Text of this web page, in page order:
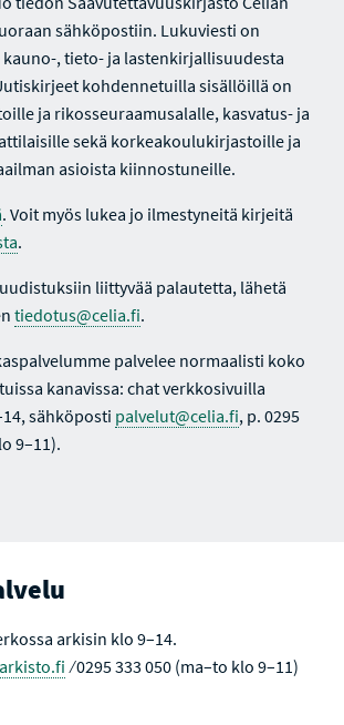
sähköpostiin. Lukuviesti on
, tieto- ja lastenkirjallisuudesta
kohdennetuilla sisällöillä on
ja rikosseuraamusalalle, kasvatus- ja
sekä korkeakoulukirjastoille ja
asioista kiinnostuneille.
. Voit myös lukea jo ilmestyneitä kirjeitä
.
liittyvää palautetta, lähetä
tiedotus@celia.fi.
palvelee normaalisti koko
kanavissa: chat verkkosivuilla
sähköposti palvelut@celia.fi, p. 0295
9–11).
arkisin klo 9–14.
⁄ 0295 333 050 (ma–to klo 9–11)